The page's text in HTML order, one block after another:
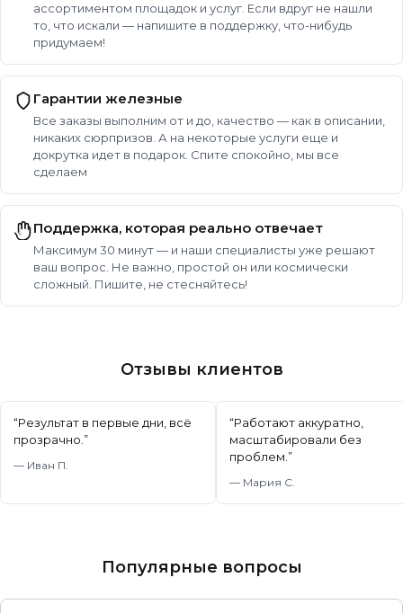
ассортиментом площадок и услуг. Если вдруг не нашли
то, что искали — напишите в поддержку, что-нибудь
придумаем!
Гарантии железные
Все заказы выполним от и до, качество — как в описании,
никаких сюрпризов. А на некоторые услуги еще и
докрутка идет в подарок. Спите спокойно, мы все
сделаем
Поддержка, которая реально отвечает
Максимум 30 минут — и наши специалисты уже решают
ваш вопрос. Не важно, простой он или космически
сложный. Пишите, не стесняйтесь!
Отзывы клиентов
“Результат в первые дни, всё
прозрачно. ”
— Иван П.
“Работают аккуратно,
масштабировали без
проблем. ”
— Мария С.
Популярные вопросы